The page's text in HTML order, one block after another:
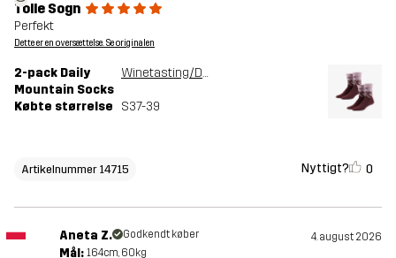
Tolle Sogn
Perfekt
Dette er en oversættelse. Se originalen
2-pack Daily
Mountain Socks
Winetasting/Dusty Mauve
Købte størrelse S37-39
Artikelnummer 14715 Nyttigt? 0
Aneta Z. Godkendt køber 4. august 2026
Mål: 164cm, 60kg